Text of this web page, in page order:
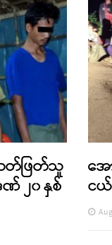
သတ်ဖြတ်သူ
၂၀ နှစ်
အ
င